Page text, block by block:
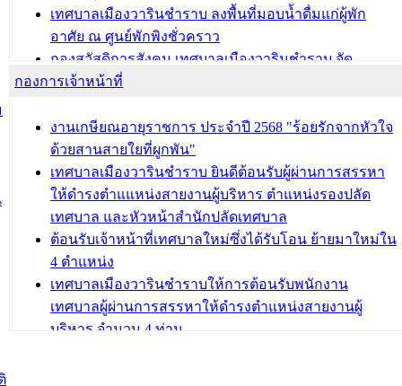
เทศบาลเมืองวารินชำราบ ลงพื้นที่มอบน้ำดื่มแก่ผู้พัก
อาศัย ณ ศูนย์พักพิงชั่วคราว
กองสวัสดิการสังคม เทศบาลเมืองวารินชำราบ จัด
โครงการอบรมอาชีพระยะสั้น ประจำปี 2568 (หลักสูตร
บทความ อื่นๆ ...
กองการเจ้าหน้าที่
งานเกษียณอายุราชการ ประจำปี 2568 "ร้อยรักจากหัวใจ
ด้วยสานสายใยที่ผูกพัน"
เทศบาลเมืองวารินชำราบ ยินดีต้อนรับผู้ผ่านการสรรหา
ให้ดำรงตำแแหน่งสายงานผู้บริหาร ตำแหน่งรองปลัด
เทศบาล และหัวหน้าสำนักปลัดเทศบาล
ต้อนรับเจ้าหน้าที่เทศบาลใหม่ซึ่งได้รับโอน ย้ายมาใหม่ใน
4 ตำแหน่ง
เทศบาลเมืองวารินชำราบให้การต้อนรับพนักงาน
เทศบาลผู้ผ่านการสรรหาให้ดำรงตำแหน่งสายงานผู้
บริหาร จำนวน 4 ท่าน